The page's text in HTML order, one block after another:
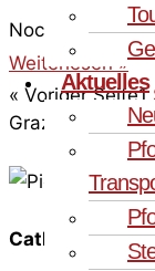
Aktuelles
Noch 15
Weiterlesen »
« Voriger Seite1
Grazie di
Cathrin Stumpf